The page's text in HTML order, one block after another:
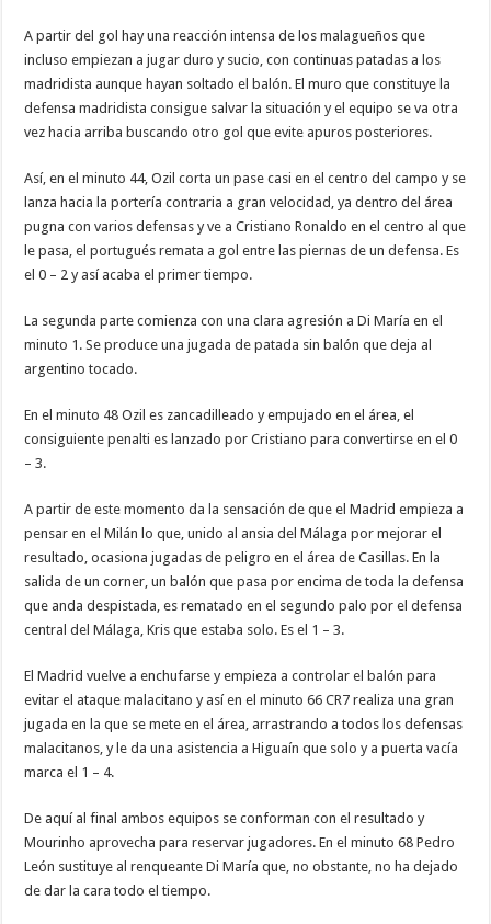
A partir del gol hay una reacción intensa de los malagueños que
incluso empiezan a jugar duro y sucio, con continuas patadas a los
madridista aunque hayan soltado el balón. El muro que constituye la
defensa madridista consigue salvar la situación y el equipo se va otra
vez hacia arriba buscando otro gol que evite apuros posteriores.
Así, en el minuto 44, Ozil corta un pase casi en el centro del campo y se
lanza hacia la portería contraria a gran velocidad, ya dentro del área
pugna con varios defensas y ve a Cristiano Ronaldo en el centro al que
le pasa, el portugués remata a gol entre las piernas de un defensa. Es
el 0 – 2 y así acaba el primer tiempo.
La segunda parte comienza con una clara agresión a Di María en el
minuto 1. Se produce una jugada de patada sin balón que deja al
argentino tocado.
En el minuto 48 Ozil es zancadilleado y empujado en el área, el
consiguiente penalti es lanzado por Cristiano para convertirse en el 0
– 3.
A partir de este momento da la sensación de que el Madrid empieza a
pensar en el Milán lo que, unido al ansia del Málaga por mejorar el
resultado, ocasiona jugadas de peligro en el área de Casillas. En la
salida de un corner, un balón que pasa por encima de toda la defensa
que anda despistada, es rematado en el segundo palo por el defensa
central del Málaga, Kris que estaba solo. Es el 1 – 3.
El Madrid vuelve a enchufarse y empieza a controlar el balón para
evitar el ataque malacitano y así en el minuto 66 CR7 realiza una gran
jugada en la que se mete en el área, arrastrando a todos los defensas
malacitanos, y le da una asistencia a Higuaín que solo y a puerta vacía
marca el 1 – 4.
De aquí al final ambos equipos se conforman con el resultado y
Mourinho aprovecha para reservar jugadores. En el minuto 68 Pedro
León sustituye al renqueante Di María que, no obstante, no ha dejado
de dar la cara todo el tiempo.